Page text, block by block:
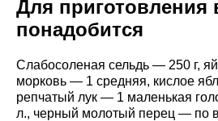
Для приготовления
понадобится
Слабосоленая сельдь — 250 г,
морковь — 1 средняя, кислое
репчатый лук — 1 маленькая
л., черный молотый перец — по